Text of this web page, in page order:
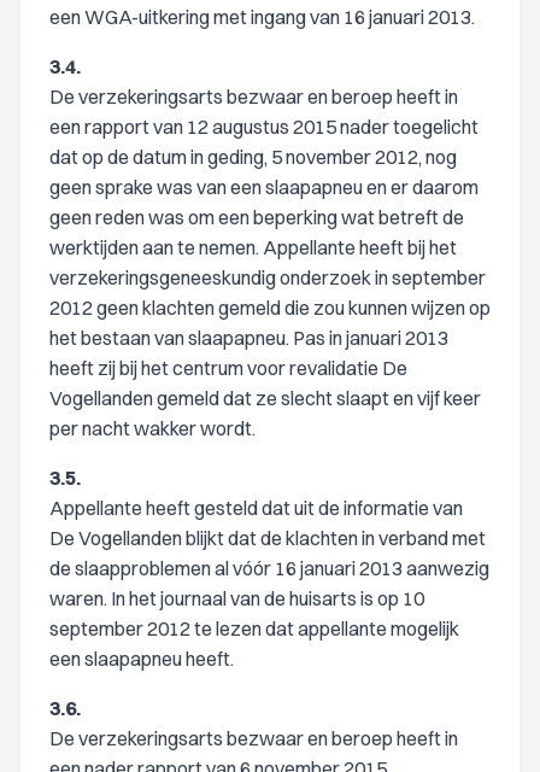
een WGA-uitkering met ingang van 16 januari 2013.
3.4.
De verzekeringsarts bezwaar en beroep heeft in
een rapport van 12 augustus 2015 nader toegelicht
dat op de datum in geding, 5 november 2012, nog
geen sprake was van een slaapapneu en er daarom
geen reden was om een beperking wat betreft de
werktijden aan te nemen. Appellante heeft bij het
verzekeringsgeneeskundig onderzoek in september
2012 geen klachten gemeld die zou kunnen wijzen op
het bestaan van slaapapneu. Pas in januari 2013
heeft zij bij het centrum voor revalidatie De
Vogellanden gemeld dat ze slecht slaapt en vijf keer
per nacht wakker wordt.
3.5.
Appellante heeft gesteld dat uit de informatie van
De Vogellanden blijkt dat de klachten in verband met
de slaapproblemen al vóór 16 januari 2013 aanwezig
waren. In het journaal van de huisarts is op 10
september 2012 te lezen dat appellante mogelijk
een slaapapneu heeft.
3.6.
De verzekeringsarts bezwaar en beroep heeft in